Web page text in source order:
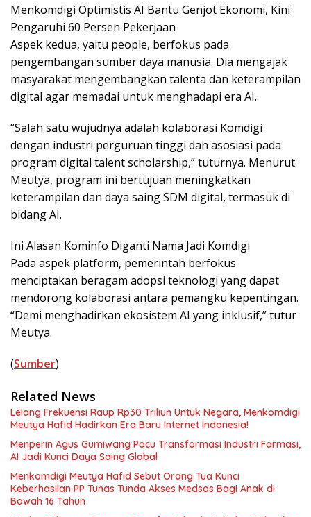
Menkomdigi Optimistis AI Bantu Genjot Ekonomi, Kini
Pengaruhi 60 Persen Pekerjaan
Aspek kedua, yaitu people, berfokus pada
pengembangan sumber daya manusia. Dia mengajak
masyarakat mengembangkan talenta dan keterampilan
digital agar memadai untuk menghadapi era AI.
“Salah satu wujudnya adalah kolaborasi Komdigi
dengan industri perguruan tinggi dan asosiasi pada
program digital talent scholarship,” tuturnya. Menurut
Meutya, program ini bertujuan meningkatkan
keterampilan dan daya saing SDM digital, termasuk di
bidang AI.
Ini Alasan Kominfo Diganti Nama Jadi Komdigi
Pada aspek platform, pemerintah berfokus
menciptakan beragam adopsi teknologi yang dapat
mendorong kolaborasi antara pemangku kepentingan.
“Demi menghadirkan ekosistem AI yang inklusif,” tutur
Meutya.
(Sumber)
Related News
Lelang Frekuensi Raup Rp30 Triliun Untuk Negara, Menkomdigi
Meutya Hafid Hadirkan Era Baru Internet Indonesia!
Menperin Agus Gumiwang Pacu Transformasi Industri Farmasi,
AI Jadi Kunci Daya Saing Global
Menkomdigi Meutya Hafid Sebut Orang Tua Kunci
Keberhasilan PP Tunas Tunda Akses Medsos Bagi Anak di
Bawah 16 Tahun